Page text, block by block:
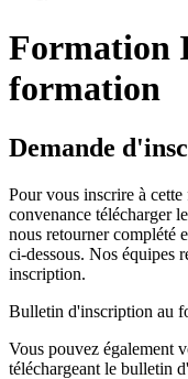
Formation
formation
Demande
Pour vous inscrire à
convenance télécharger
nous retourner complété
ci-dessous. Nos équipes
inscription.
Bulletin d'inscription au
Vous pouvez également
téléchargeant le bulletin